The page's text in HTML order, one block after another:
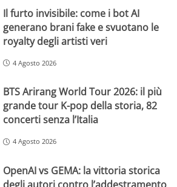
Il furto invisibile: come i bot AI
generano brani fake e svuotano le
royalty degli artisti veri
4 Agosto 2026
BTS Arirang World Tour 2026: il più
grande tour K-pop della storia, 82
concerti senza l’Italia
4 Agosto 2026
OpenAI vs GEMA: la vittoria storica